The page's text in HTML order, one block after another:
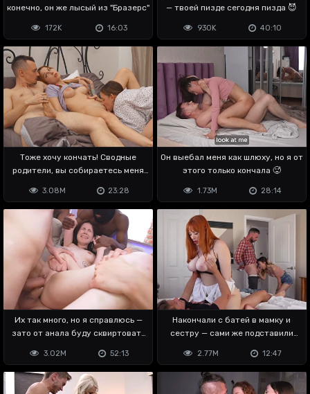
конечно, он же лысый из "Бразерс"
16:03
172K
— твоей пизде сегодня пизда 😈
40:10
930K
Тоже хочу кончать! Сводные
родители, вы собираетесь меня
23:28
3.08M
Он выебал меня как шлюху, но я от
этого только кончала 🥵
28:14
1.73M
Их так много, но я справлюсь —
зато от анала буду сквиртовать
52:13
3.02M
Накончали с батей в мамку и
сестру — сами же подставили
12:47
2.77M